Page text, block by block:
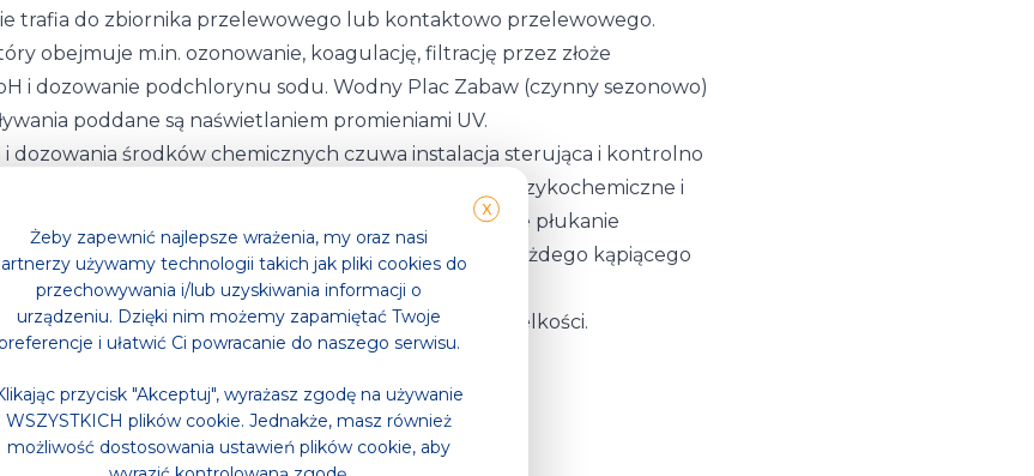
trafia do zbiornika przelewowego lub kontaktowo przelewowego.
obejmuje m.in. ozonowanie, koagulację, filtrację przez złoże
i dozowanie podchlorynu sodu. Wodny Plac Zabaw (czynny sezonowo)
poddane są naświetlaniem promieniami UV.
dozowania środków chemicznych czuwa instalacja sterująca i kontrolno
Ponadto kilka razy dziennie wykonuje się pomiary fizykochemiczne i
korekt wskaźników. Średnio co drugi dzień występuje płukanie
filtra. Ubytki wody i zapotrzebowanie wody na każdego kąpiącego
w ciągu doby w poszczególnej niecce zależy od jej wielkości.
A co to jest?
X
Żeby zapewnić najlepsze wrażenia, my oraz nasi
używamy technologii takich jak pliki cookies do
przechowywania i/lub uzyskiwania informacji o
urządzeniu. Dzięki nim możemy zapamiętać Twoje
i ułatwić Ci powracanie do naszego serwisu.
przycisk "Akceptuj", wyrażasz zgodę na używanie
WSZYSTKICH plików cookie. Jednakże, masz również
możliwość dostosowania ustawień plików cookie, aby